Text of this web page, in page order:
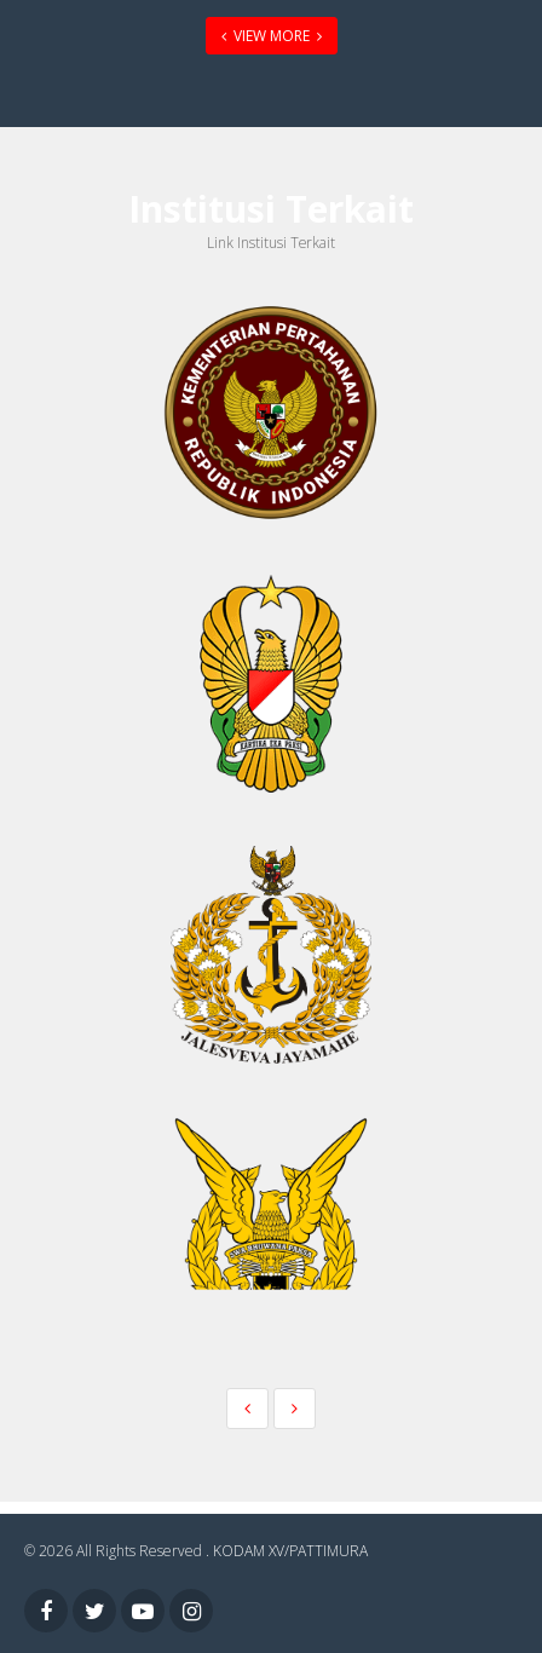
VIEW MORE
Link Institusi Terkait
© 2026 All Rights Reserved . KODAM XV/PATTIMURA